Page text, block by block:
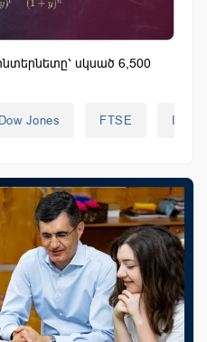
սկսած 6,500
Dow Jones FTSE IСE